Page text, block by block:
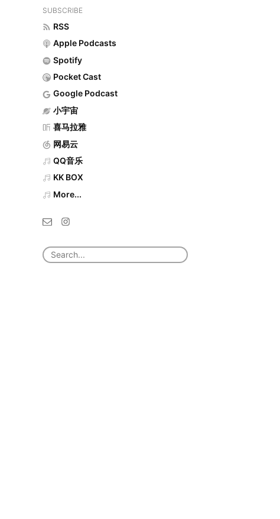
SUBSCRIBE
RSS
Apple Podcasts
Spotify
Pocket Cast
Google Podcast
小宇宙
喜马拉雅
网易云
QQ音乐
KK BOX
More...